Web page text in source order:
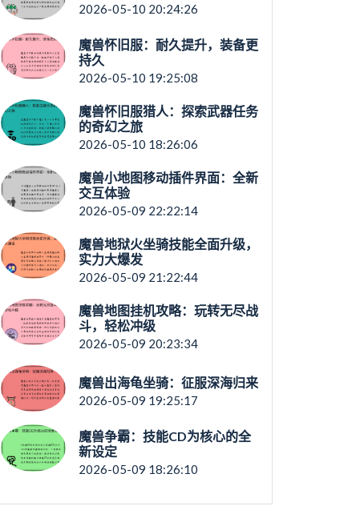
2026-05-10 20:24:26
魔兽怀旧服：耐久提升，装备更
持久
2026-05-10 19:25:08
魔兽怀旧服猎人：探索武器任务
的奇幻之旅
2026-05-10 18:26:06
魔兽小地图移动插件界面：全新
交互体验
2026-05-09 22:22:14
魔兽地狱火坐骑技能全面升级，
实力大爆发
2026-05-09 21:22:44
魔兽地图挂机攻略：玩转无尽战
斗，轻松冲级
2026-05-09 20:23:34
魔兽出海龟坐骑：征服深海归来
2026-05-09 19:25:17
魔兽争霸：技能CD为核心的全
新设定
2026-05-09 18:26:10